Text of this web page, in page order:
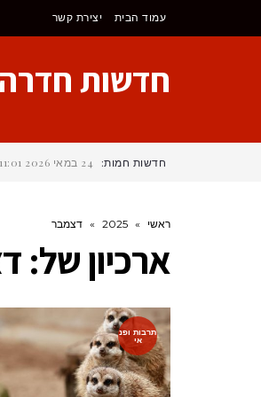
עמוד הבית יצירת קשר
חדשות חדרה
חדשות חמות: 24 במאי 2026 11:01
ראשי »
2025
» דצמבר
ארכיון של:
תרבות ופנ
אי